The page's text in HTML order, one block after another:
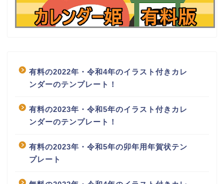
有料の2022年・令和4年のイラスト付きカレ
ンダーのテンプレート！
有料の2023年・令和5年のイラスト付きカレ
ンダーのテンプレート！
有料の2023年・令和5年の卯年用年賀状テン
プレート